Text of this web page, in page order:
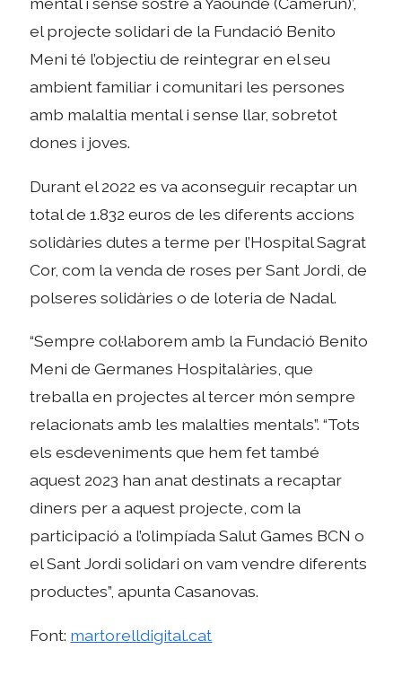
el projecte solidari de la Fundació Benito
Meni té l’objectiu de reintegrar en el seu
ambient familiar i comunitari les persones
amb malaltia mental i sense llar, sobretot
dones i joves.
Durant el 2022 es va aconseguir recaptar un
total de 1.832 euros de les diferents accions
solidàries dutes a terme per l’Hospital Sagrat
Cor, com la venda de roses per Sant Jordi, de
polseres solidàries o de loteria de Nadal.
“Sempre col·laborem amb la Fundació Benito
Meni de Germanes Hospitalàries, que
treballa en projectes al tercer món sempre
relacionats amb les malalties mentals”. “Tots
els esdeveniments que hem fet també
aquest 2023 han anat destinats a recaptar
diners per a aquest projecte, com la
participació a l’olimpíada Salut Games BCN o
el Sant Jordi solidari on vam vendre diferents
productes”, apunta Casanovas.
Font: martorelldigital.cat